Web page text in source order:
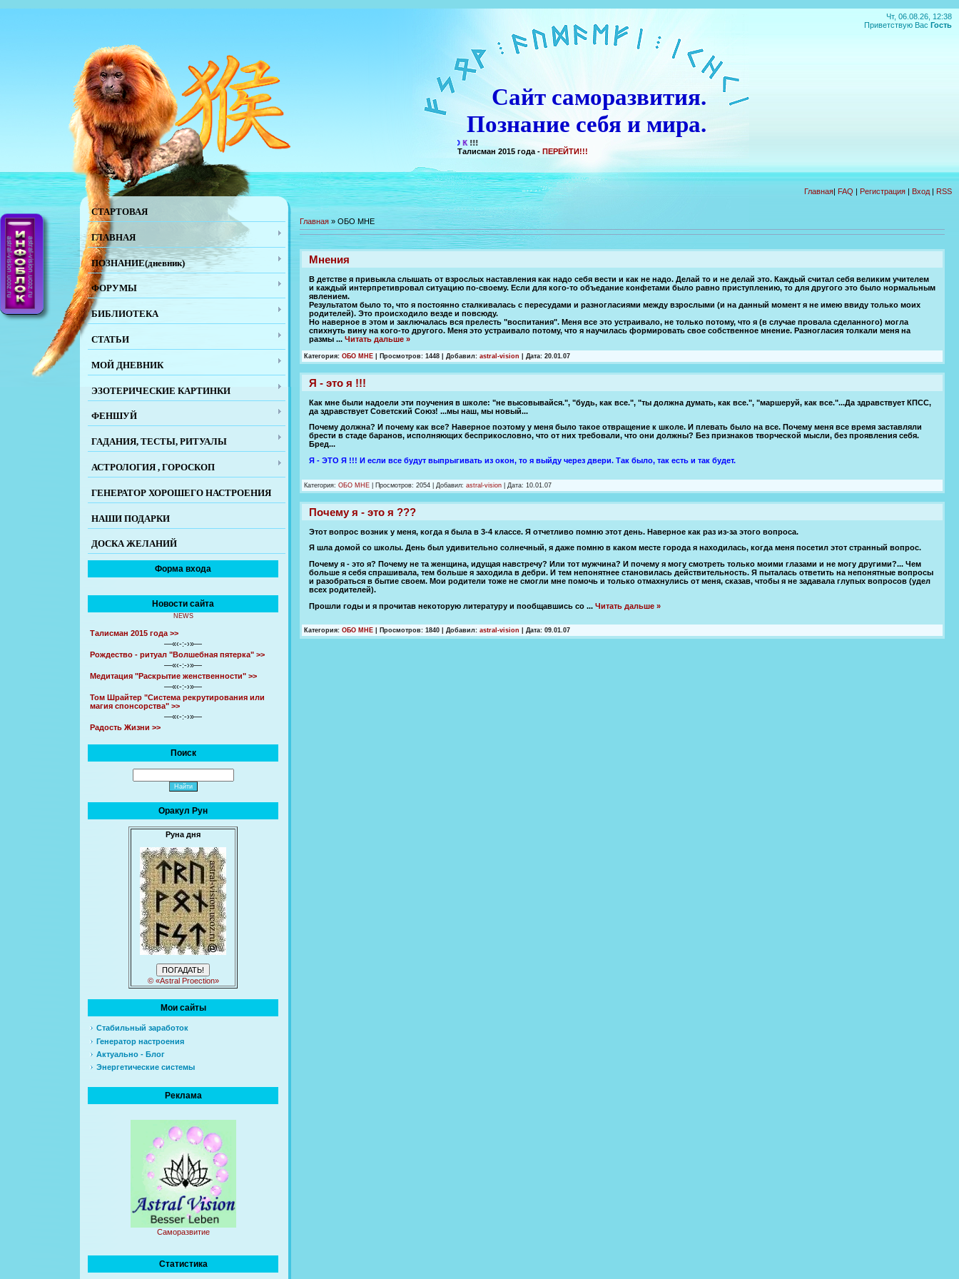
Чт, 06.08.26, 12:38
Приветствую Вас Гость
Сайт саморазвития.
Познание себя и мира.
Талисман 2015 года - ПЕРЕЙТИ!!!
Главная| FAQ | Регистрация | Вход | RSS
СТАРТОВАЯ
ГЛАВНАЯ
ПОЗНАНИЕ(дневник)
ФОРУМЫ
БИБЛИОТЕКА
СТАТЬИ
МОЙ ДНЕВНИК
ЭЗОТЕРИЧЕСКИЕ КАРТИНКИ
ФЕНШУЙ
ГАДАНИЯ, ТЕСТЫ, РИТУАЛЫ
АСТРОЛОГИЯ , ГОРОСКОП
ГЕНЕРАТОР ХОРОШЕГО НАСТРОЕНИЯ
НАШИ ПОДАРКИ
ДОСКА ЖЕЛАНИЙ
Форма входа
Новости сайта
NEWS
Талисман 2015 года >>
—«‹-:-›»—
Рождество - ритуал "Волшебная пятерка" >>
—«‹-:-›»—
Медитация "Раскрытие женственности" >>
—«‹-:-›»—
Том Шрайтер "Система рекрутирования или
магия спонсорства" >>
—«‹-:-›»—
Радость Жизни >>
Поиск
Оракул Рун
Руна дня
© «Astral Proection»
Мои сайты
Стабильный заработок
Генератор настроения
Актуально - Блог
Энергетические системы
Реклама
Саморазвитие
Статистика
Главная » ОБО МНЕ
Мнения
В детстве я привыкла слышать от взрослых наставления как надо себя вести и как не надо. Делай то и не делай это. Каждый считал себя великим учителем
и каждый интерпретивровал ситуацию по-своему. Если для кого-то объедание конфетами было равно приступлению, то для другого это было нормальным
явлением.
Результатом было то, что я постоянно сталкивалась с пересудами и разногласиями между взрослыми (и на данный момент я не имею ввиду только моих
родителей). Это происходило везде и повсюду.
Но наверное в этом и заключалась вся прелесть "воспитания". Меня все это устраивало, не только потому, что я (в случае провала сделанного) могла
спихнуть вину на кого-то другого. Меня это устраивало потому, что я научилась формировать свое собственное мнение. Разногласия толкали меня на
размы ... Читать дальше »
Категория: ОБО МНЕ Просмотров: 1448 Добавил: astral-vision Дата: 20.01.07
Я - это я !!!
Как мне были надоели эти поучения в школе: "не высовывайся.", "будь, как все.", "ты должна думать, как все.", "маршеруй, как все."...Да здравствует КПСС,
да здравствует Советский Союз! ...мы наш, мы новый...
Почему должна? И почему как все? Наверное поэтому у меня было такое отвращение к школе. И плевать было на все. Почему меня все время заставляли
брести в стаде баранов, исполняющих бесприкословно, что от них требовали, что они должны? Без признаков творческой мысли, без проявления себя.
Бред...
Я - ЭТО Я !!! И если все будут выпрыгивать из окон, то я выйду через двери. Так было, так есть и так будет.
Категория: ОБО МНЕ Просмотров: 2054 Добавил: astral-vision Дата: 10.01.07
Почему я - это я ???
Этот вопрос возник у меня, когда я была в 3-4 классе. Я отчетливо помню этот день. Наверное как раз из-за этого вопроса.
Я шла домой со школы. День был удивительно солнечный, я даже помню в каком месте города я находилась, когда меня посетил этот странный вопрос.
Почему я - это я? Почему не та женщина, идущая навстречу? Или тот мужчина? И почему я могу смотреть только моими глазами и не могу другими?... Чем
больше я себя спрашивала, тем больше я заходила в дебри. И тем непонятнее становилась действительность. Я пыталась ответить на непонятные вопросы
и разобраться в бытие своем. Мои родители тоже не смогли мне помочь и только отмахнулись от меня, сказав, чтобы я не задавала глупых вопросов (удел
всех родителей).
Прошли годы и я прочитав некоторую литературу и пообщавшись со ... Читать дальше »
Категория: ОБО МНЕ Просмотров: 1840 Добавил: astral-vision Дата: 09.01.07